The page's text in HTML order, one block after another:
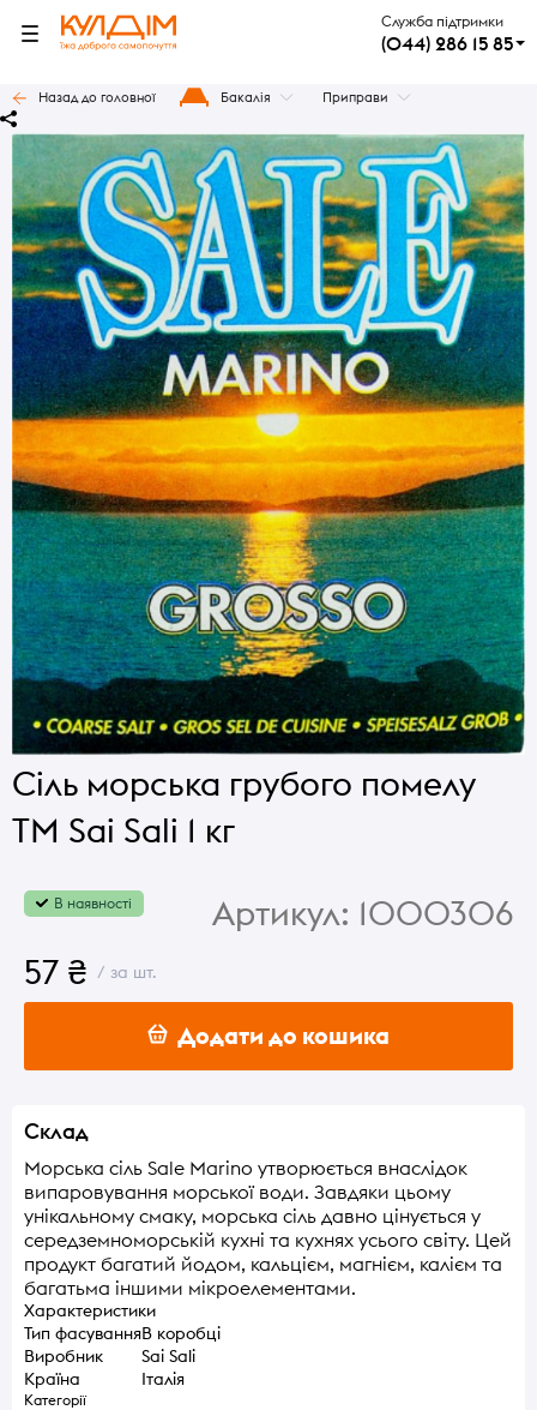
Служба підтримки
(044) 286 15 85
Назад до головної Бакалія Приправи
Сіль морська грубого помелу
ТМ Sai Sali 1 кг
В наявності Артикул: 1000306
57 ₴ / за шт.
Додати до кошика
Склад
Морська сіль Sale Marino утворюється внаслідок
випаровування морської води. Завдяки цьому
унікальному смаку, морська сіль давно цінується у
середземноморській кухні та кухнях усього світу. Цей
продукт багатий йодом, кальцієм, магнієм, калієм та
багатьма іншими мікроелементами.
Характеристики
Тип фасуванняВ коробці
Виробник
Sai Sali
Країна
Італія
Категорії